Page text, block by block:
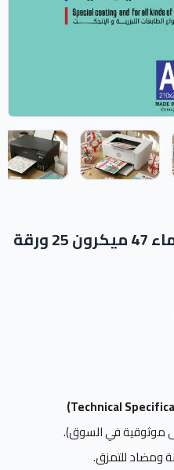
استيكر شفاف مقاوم للماء 47 ميكرون 25 ورقة